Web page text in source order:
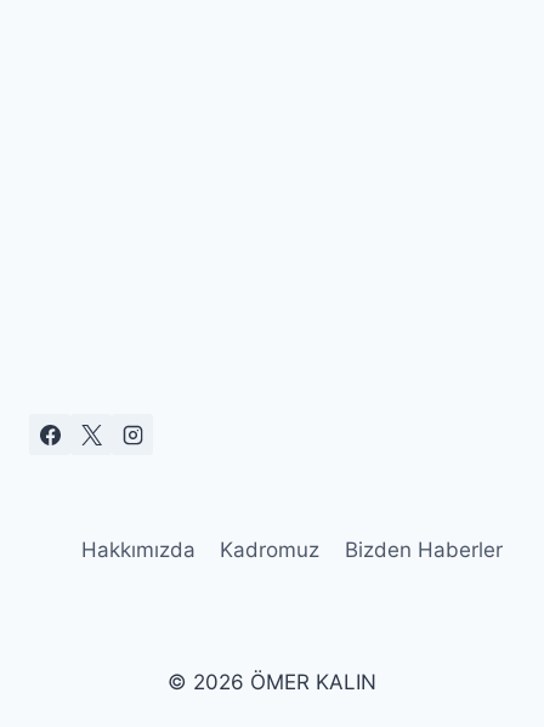
Hakkımızda Kadromuz Bizden Haberler
© 2026 ÖMER KALIN